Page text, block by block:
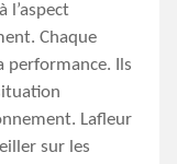
l’aspect
Chaque
performance. Ils
Lafleur
sur les